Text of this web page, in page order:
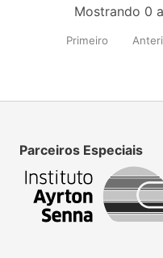
Mostrando 0
Primeiro
Parceiros Especiais